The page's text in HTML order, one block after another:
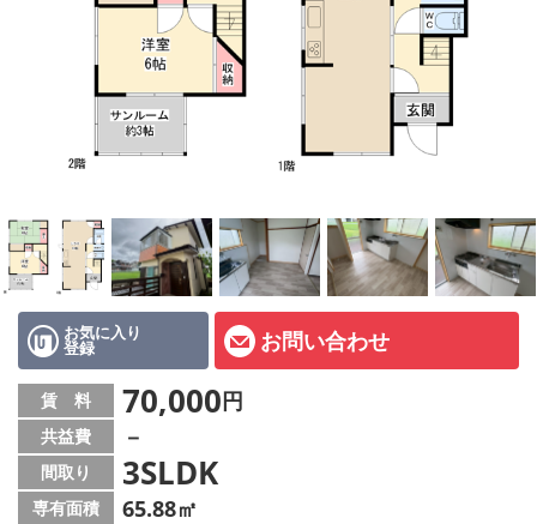
地図から探す
LINEおともだち
店舗情報·アクセス
会社概要
メールでお問い合わせ
お気に入り
登録 お問い合わせ
賃 料 70,000円
共益費 －
間取り 3SLDK
専有面積 65.88㎡